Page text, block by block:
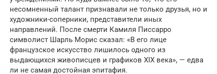
несомненный талант признавали не только друзья, но и
художники-соперники, представители иных
направлений. После смерти Камиля Писсарро
символист Шарль Морис сказал: «В его лице
французское искусство лишилось одного из
выдающихся живописцев и графиков XIX века», — едва
ли не самая достойная эпитафия.